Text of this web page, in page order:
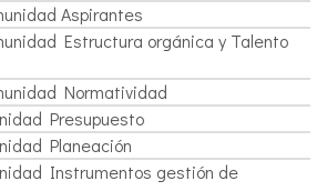
Aspirantes
Estructura orgánica y Talento
Normatividad
Presupuesto
Planeación
Instrumentos gestión de